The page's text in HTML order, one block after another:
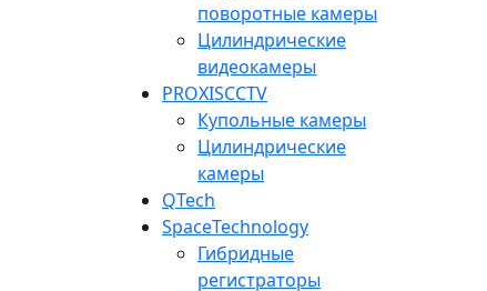
поворотные камеры
Цилиндрические
видеокамеры
PROXISCCTV
Купольные камеры
Цилиндрические
камеры
QTech
SpaceTechnology
Гибридные
регистраторы